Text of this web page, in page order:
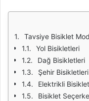
Tavsiye Bisiklet
Yol Bisikletleri
Dağ Bisikletleri
Şehir Bisikletleri
Elektrikli
Bisiklet